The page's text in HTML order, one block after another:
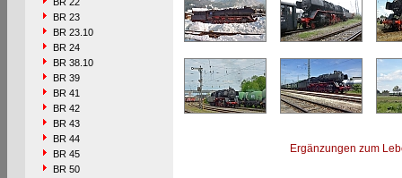
BR 23
BR 23.10
BR 24
BR 38.10
BR 39
BR 41
BR 42
BR 43
BR 44
BR 45
BR 50
Ergänzungen zum